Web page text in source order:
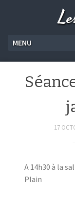
MENU
17
A 14h30 à la
Plain